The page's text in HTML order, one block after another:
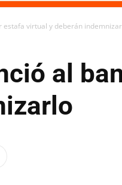
estafa virtual y deberán
al